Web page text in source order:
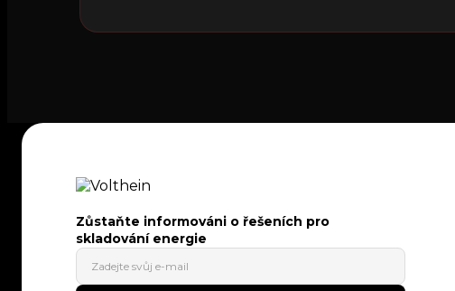
Zůstaňte informováni o řešeních pro
skladování energie